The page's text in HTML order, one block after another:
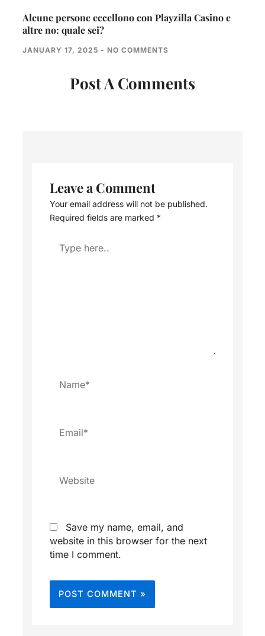
Alcune persone eccellono con Playzilla Casino e
altre no: quale sei?
JANUARY 17, 2025 NO COMMENTS
Post A Comments
Leave a Comment
Your email address will not be published.
Required fields are marked *
Type
here..
Name*
Email*
Website
Save my name, email, and
website in this browser for the next
time I comment.